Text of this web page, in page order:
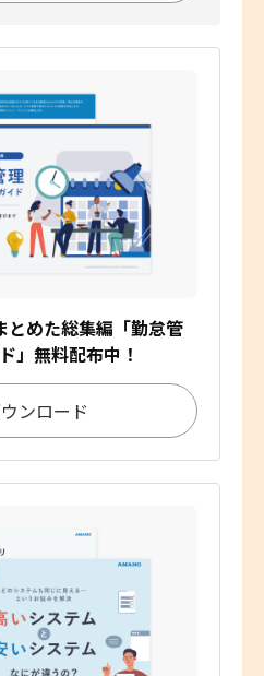
とめた総集編「勤怠管
」無料配布中！
ンロード